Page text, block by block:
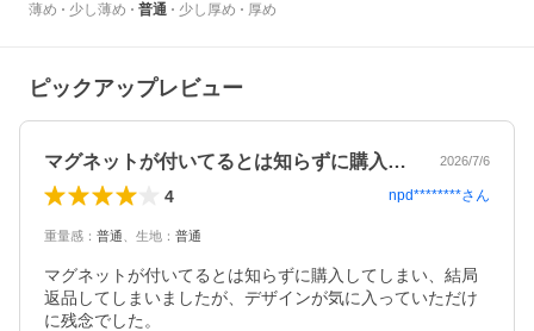
薄め
少し薄め 普通 少し厚め 厚め
ピックアップレビュー
マグネットが付いてるとは知らずに購入し… 2026/7/6
4 npd********さん
重量感 ： 普通 生地 ： 普通
マグネットが付いてるとは知らずに購入してしまい、結局
返品してしまいましたが、デザインが気に入っていただけ
に残念でした。